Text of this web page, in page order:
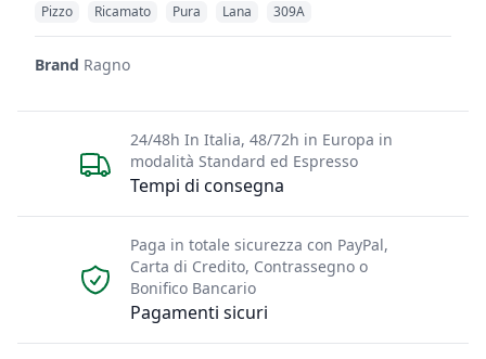
Pizzo
Ricamato Pura Lana 309A
Brand Ragno
Tempi di consegna
24/48h In Italia, 48/72h in Europa in
modalità Standard ed Espresso
Pagamenti sicuri
Paga in totale sicurezza con PayPal,
Carta di Credito, Contrassegno o
Bonifico Bancario